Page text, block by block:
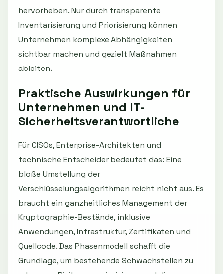
hervorheben. Nur durch transparente
Inventarisierung und Priorisierung können
Unternehmen komplexe Abhängigkeiten
sichtbar machen und gezielt Maßnahmen
ableiten.
Praktische Auswirkungen für
Unternehmen und IT-
Sicherheitsverantwortliche
Für CISOs, Enterprise-Architekten und
technische Entscheider bedeutet das: Eine
bloße Umstellung der
Verschlüsselungsalgorithmen reicht nicht aus. Es
braucht ein ganzheitliches Management der
Kryptographie-Bestände, inklusive
Anwendungen, Infrastruktur, Zertifikaten und
Quellcode. Das Phasenmodell schafft die
Grundlage, um bestehende Schwachstellen zu